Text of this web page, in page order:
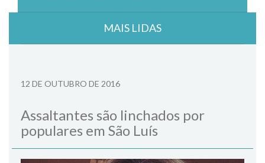
MAIS LIDAS
12 DE OUTUBRO DE 2016
Assaltantes são linchados por
populares em São Luís